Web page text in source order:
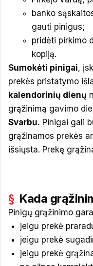
banko
gauti pinigus;
pridėti pirkimo
kopiją.
Sumokėti pinigai,
prekės pristatymo
kalendorinių dienų
grąžinimą gavimo
Svarbu. Pinigai gali
grąžinamos prekės
išsiųsta. Prekę
Kada
Pinigų grąžinimo
jeigu prekė
jeigu prekė
jeigu prekė